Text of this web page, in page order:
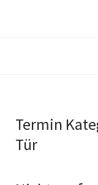
Termin
Tür